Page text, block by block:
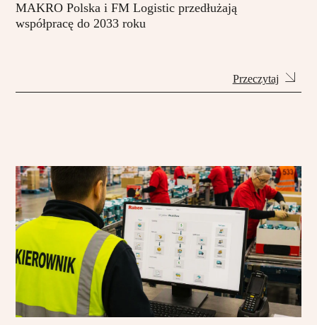
MAKRO Polska i FM Logistic przedłużają
współpracę do 2033 roku
Przeczytaj